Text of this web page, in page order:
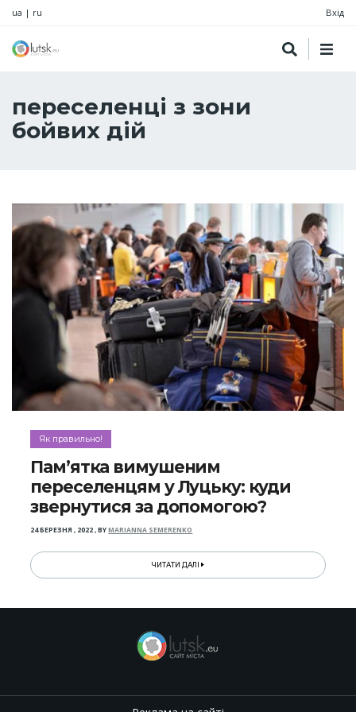
ua | ru Вхід
переселенці з зони
бойвих дій
Як правильно!
Пам’ятка вимушеним
переселенцям у Луцьку: куди
звернутися за допомогою?
24 БЕРЕЗНЯ , 2022,BYMARIANNA SEMERENKO
ЧИТАТИ ДАЛІ